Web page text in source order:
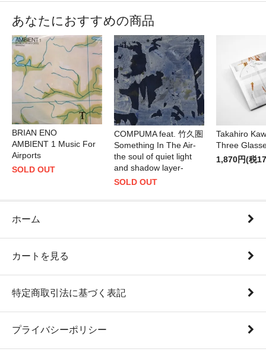
あなたにおすすめの商品
BRIAN ENO
AMBIENT 1 Music For
Airports
SOLD OUT
COMPUMA feat. 竹久圏
Something In The Air-
the soul of quiet light
and shadow layer-
SOLD OUT
Takahiro
Three
1,870円(税
ホーム
カートを見る
特定商取引法に基づく表記
プライバシーポリシー